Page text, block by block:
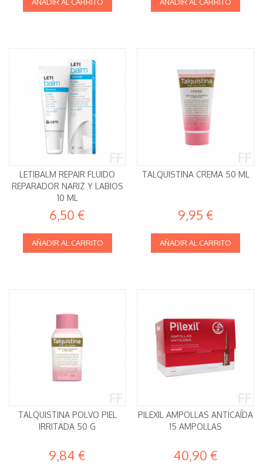
AÑADIR AL CARRITO AÑADIR AL CARRITO
LETIBALM REPAIR FLUIDO
REPARADOR NARIZ Y LABIOS
10 ML
6,50 €
AÑADIR AL CARRITO
TALQUISTINA CREMA 50 ML
9,95 €
AÑADIR AL CARRITO
TALQUISTINA POLVO PIEL
IRRITADA 50 G
9,84 €
PILEXIL AMPOLLAS ANTICAÍDA
15 AMPOLLAS
40,90 €